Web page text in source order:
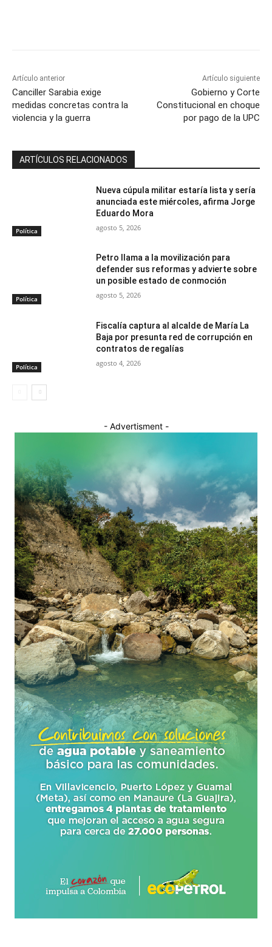
Artículo anterior
Canciller Sarabia exige
medidas concretas contra la
violencia y la guerra
Artículo siguiente
Gobierno y Corte
Constitucional en choque
por pago de la UPC
ARTÍCULOS RELACIONADOS
Política
Nueva cúpula militar estaría lista y sería
anunciada este miércoles, afirma Jorge
Eduardo Mora
agosto 5, 2026
Política
Petro llama a la movilización para
defender sus reformas y advierte sobre
un posible estado de conmoción
agosto 5, 2026
Política
Fiscalía captura al alcalde de María La
Baja por presunta red de corrupción en
contratos de regalías
agosto 4, 2026
- Advertisment -